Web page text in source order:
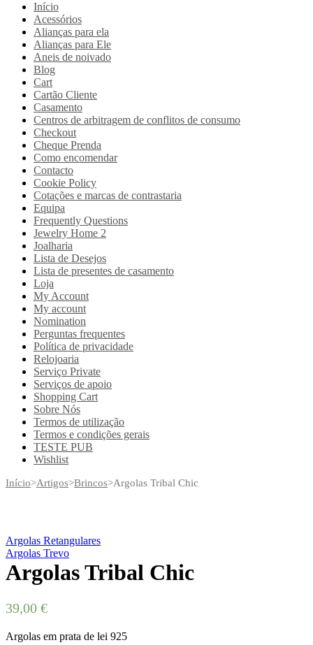
Início
Acessórios
Alianças para ela
Alianças para Ele
Aneis de noivado
Blog
Cart
Cartão Cliente
Casamento
Centros de arbitragem de conflitos de consumo
Checkout
Cheque Prenda
Como encomendar
Contacto
Cookie Policy
Cotações e marcas de contrastaria
Equipa
Frequently Questions
Jewelry Home 2
Joalharia
Lista de Desejos
Lista de presentes de casamento
Loja
My Account
My account
Nomination
Perguntas frequentes
Política de privacidade
Relojoaria
Serviço Private
Serviços de apoio
Shopping Cart
Sobre Nós
Termos de utilização
Termos e condições gerais
TESTE PUB
Wishlist
Início>Artigos>Brincos>Argolas Tribal Chic
Argolas Retangulares
Argolas Trevo
Argolas Tribal Chic
39,00 €
Argolas em prata de lei 925